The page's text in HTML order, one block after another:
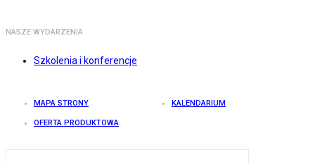
NASZE WYDARZENIA
Szkolenia i konferencje
MAPA STRONY KALENDARIUM
OFERTA PRODUKTOWA